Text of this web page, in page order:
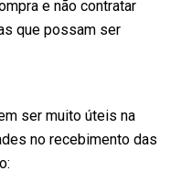
e não contratar
que possam ser
ser muito úteis na
no recebimento das